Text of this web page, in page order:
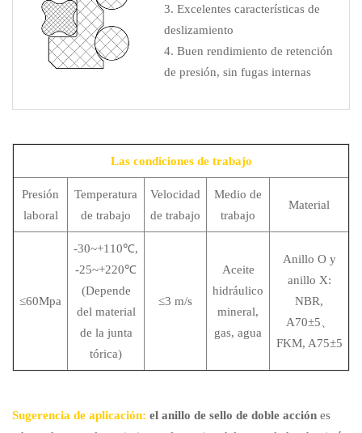
3. Excelentes características de
deslizamiento
4. Buen rendimiento de retención
de presión, sin fugas internas
Las condiciones de trabajo
Presión
laboral
Temperatura
de trabajo
Velocidad
de trabajo
Medio de
trabajo
Material
≤60Mpa
-30~+110℃,
-25~+220℃
(Depende
del material
de la junta
tórica)
≤3 m/s
Aceite
hidráulico
mineral,
gas, agua
Anillo O y
anillo X:
NBR,
A70±5、
FKM, A75±5
Sugerencia de aplicación: el anillo de sello de doble acción es